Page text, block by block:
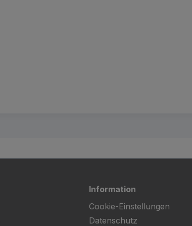
Information
Cookie-Einstellungen
Datenschutz